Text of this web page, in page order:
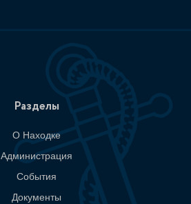
Разделы
О Находке
Администрация
События
Документы